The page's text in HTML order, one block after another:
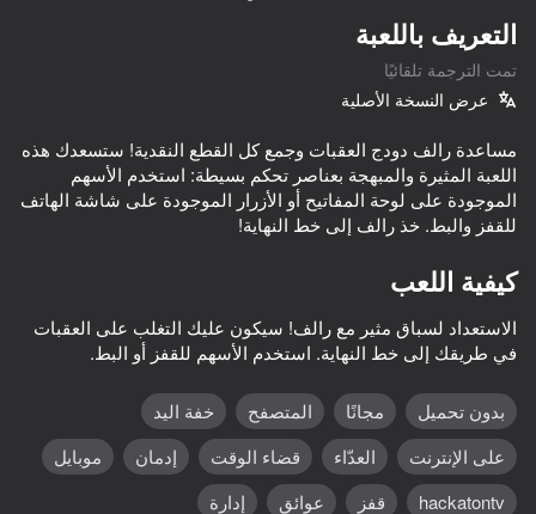
Auto Repair shop Clicker: the path to success جمع الذهب: المبتدئ ضد الجميع!! Noob is legend
20
42
التعريف باللعبة
تمت الترجمة تلقائيًا
عرض النسخة الأصلية
مساعدة رالف دودج العقبات وجمع كل القطع النقدية! ستسعدك هذه
اللعبة المثيرة والمبهجة بعناصر تحكم بسيطة: استخدم الأسهم
الموجودة على لوحة المفاتيح أو الأزرار الموجودة على شاشة الهاتف
للقفز والبط. خذ رالف إلى خط النهاية!
كيفية اللعب
الاستعداد لسباق مثير مع رالف! سيكون عليك التغلب على العقبات
في طريقك إلى خط النهاية. استخدم الأسهم للقفز أو البط.
بدون تحميل مجانًا المتصفح
خفة اليد
على الإنترنت
العدّاء قضاء الوقت إدمان
موبايل
hackatontv
قفز عوائق إدارة